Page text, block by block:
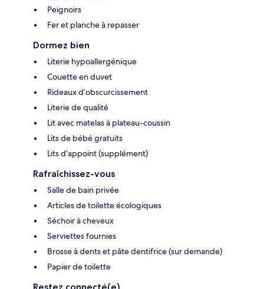
Peignoirs
Fer et planche à repasser
Dormez bien
Literie hypoallergénique
Couette en duvet
Rideaux d’obscurcissement
Literie de qualité
Lit avec matelas à plateau-coussin
Lits de bébé gratuits
Lits d’appoint (supplément)
Rafraîchissez-vous
Salle de bain privée
Articles de toilette écologiques
Séchoir à cheveux
Serviettes fournies
Brosse à dents et pâte dentifrice (sur demande)
Papier de toilette